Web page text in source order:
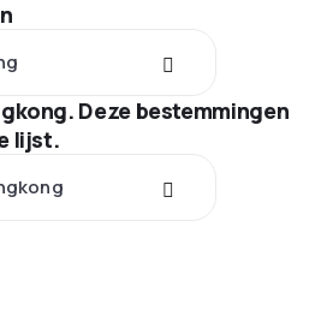
Deze bestemmingen
lijst.